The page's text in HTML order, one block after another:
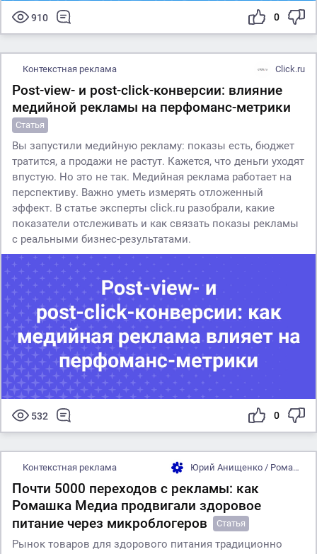
910 0
Контекстная реклама Click.ru
Post-view- и post-click-конверсии: влияние
медийной рекламы на перфоманс-метрики
Статья
Вы запустили медийную рекламу: показы есть, бюджет
тратится, а продажи не растут. Кажется, что деньги уходят
впустую. Но это не так. Медийная реклама работает на
перспективу. Важно уметь измерять отложенный
эффект. В статье эксперты click.ru разобрали, какие
показатели отслеживать и как связать показы рекламы
с реальными бизнес-результатами.
532 0
Контекстная реклама Юрий Анищенко / Ромашка Медиа
Почти 5000 переходов с рекламы: как
Ромашка Медиа продвигали здоровое
питание через микроблогеров
Статья
Рынок товаров для здорового питания традиционно